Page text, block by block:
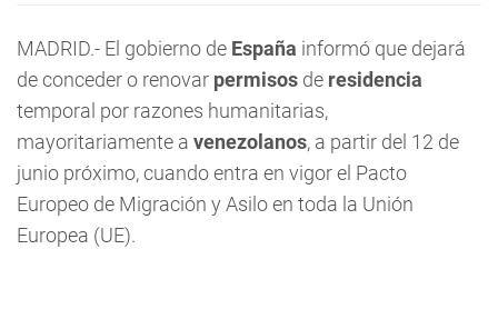
MADRID.- El gobierno de España informó que dejará
de conceder o renovar permisos de residencia
temporal por razones humanitarias,
mayoritariamente a venezolanos, a partir del 12 de
junio próximo, cuando entra en vigor el Pacto
Europeo de Migración y Asilo en toda la Unión
Europea (UE).